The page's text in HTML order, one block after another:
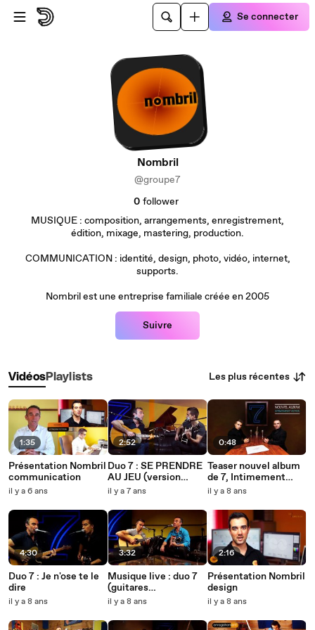
Passer au contenu principal
Se connecter
Nombril
@groupe7
0 follower
MUSIQUE : composition, arrangements, enregistrement,
édition, mixage, mastering, production.
COMMUNICATION : identité, design, photo, vidéo, internet,
supports.
Nombril est une entreprise familiale créée en 2005
Suivre
VidéosPlaylists Les plus récentes
1:35
Présentation Nombril
communication
il y a 6 ans
4:30
Duo 7 : Je n'ose te le
dire
il y a 8 ans
2:52
Duo 7 : SE PRENDRE
AU JEU (version
acoustique)
il y a 7 ans
3:32
Musique live : duo 7
(guitares
acoustiques)
il y a 8 ans
0:48
Teaser nouvel album
de 7, Intimement
Victor
il y a 8 ans
2:16
Présentation Nombril
design
il y a 8 ans